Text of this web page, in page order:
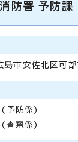
防署 予防課
安佐北区可部
防係)
察係)